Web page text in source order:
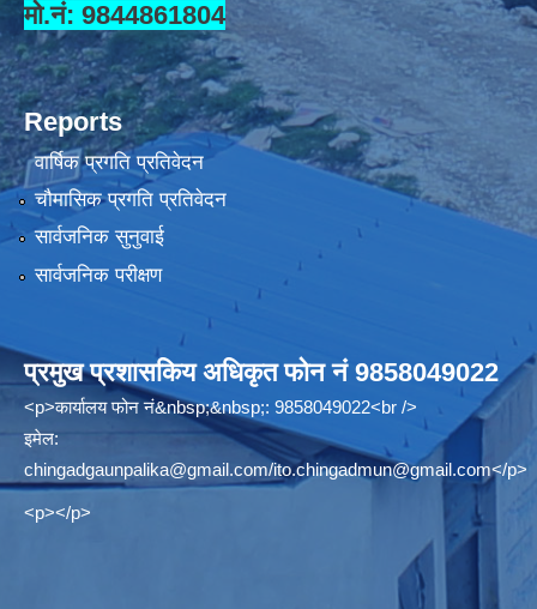
मो.नं: 9844861804
Reports
वार्षिक प्रगति प्रतिवेदन
चौमासिक प्रगति प्रतिवेदन
सार्वजनिक सुनुवाई
सार्वजनिक परीक्षण
प्रमुख प्रशासकिय अधिकृत फोन नं 9858049022
<p>कार्यालय फोन नं&nbsp;&nbsp;: 9858049022<br />
इमेल:
chingadgaunpalika@gmail.com/ito.chingadmun@gmail.com</p>
<p></p>